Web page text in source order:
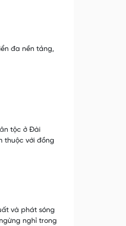
đa nền tảng,
tộc ở Đài
thuộc với đồng
và phát sóng
nghỉ trong